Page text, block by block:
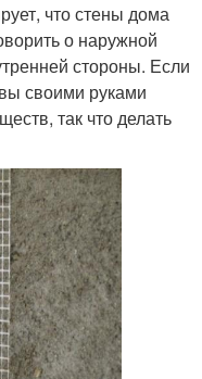
что стены дома
о наружной
стороны. Если
своими руками
так что делать